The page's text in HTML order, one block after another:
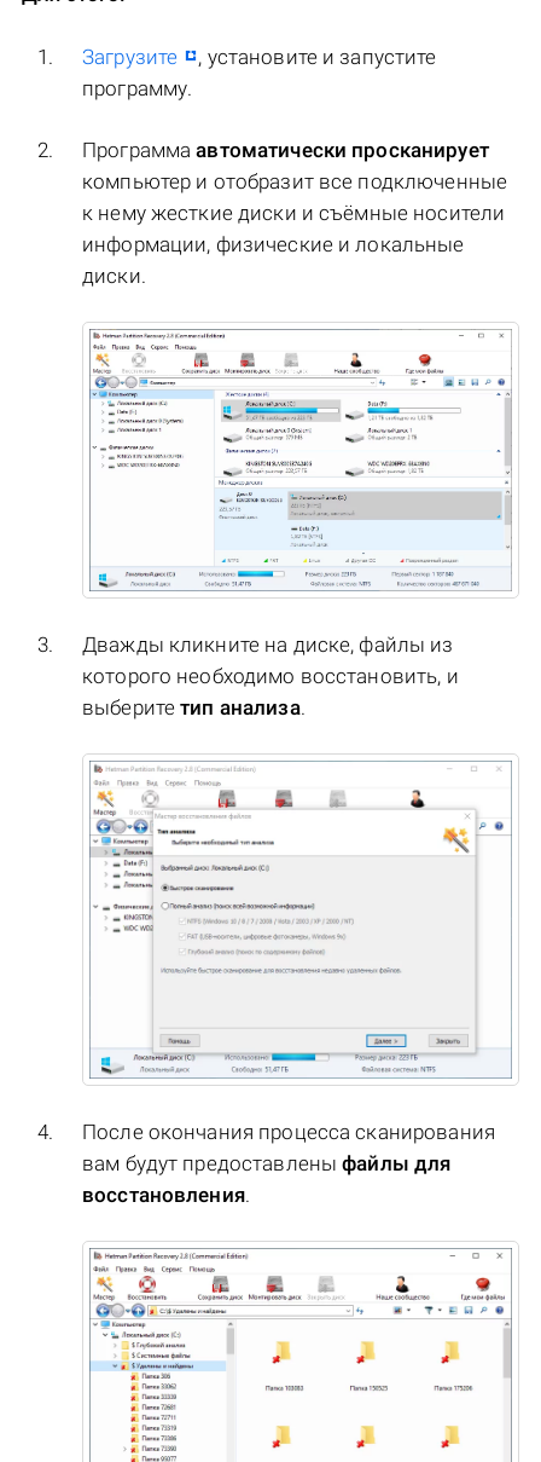
Загрузите
, установите и запустите
программу.
Программаавтоматически просканирует
компьютер и отобразит все подключенные
к нему жесткие диски и съёмные носители
информации, физические и локальные
диски.
Дважды кликните на диске, файлы из
которого необходимо восстановить, и
выберитетип анализа.
После окончания процесса сканирования
вам будут предоставленыфайлы для
восстановления.